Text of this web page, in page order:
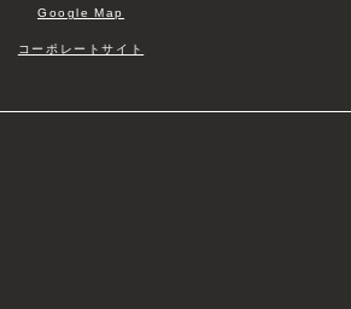
Google Map
コーポレートサイト